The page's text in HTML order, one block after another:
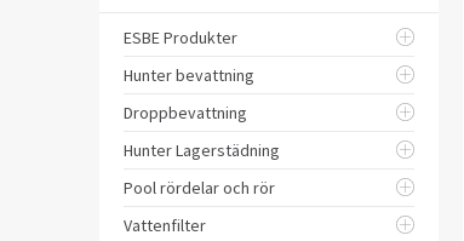
ESBE Produkter
Hunter bevattning
Droppbevattning
Hunter Lagerstädning
Pool rördelar och rör
Vattenfilter